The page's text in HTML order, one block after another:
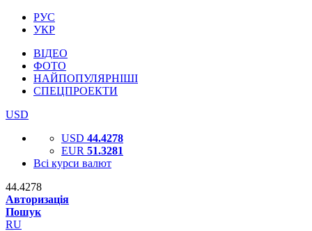
РУС
УКР
ВІДЕО
ФОТО
НАЙПОПУЛЯРНІШІ
СПЕЦПРОЕКТИ
USD
USD 44.4278
EUR 51.3281
Всі курси валют
44.4278
Авторизація
Пошук
RU